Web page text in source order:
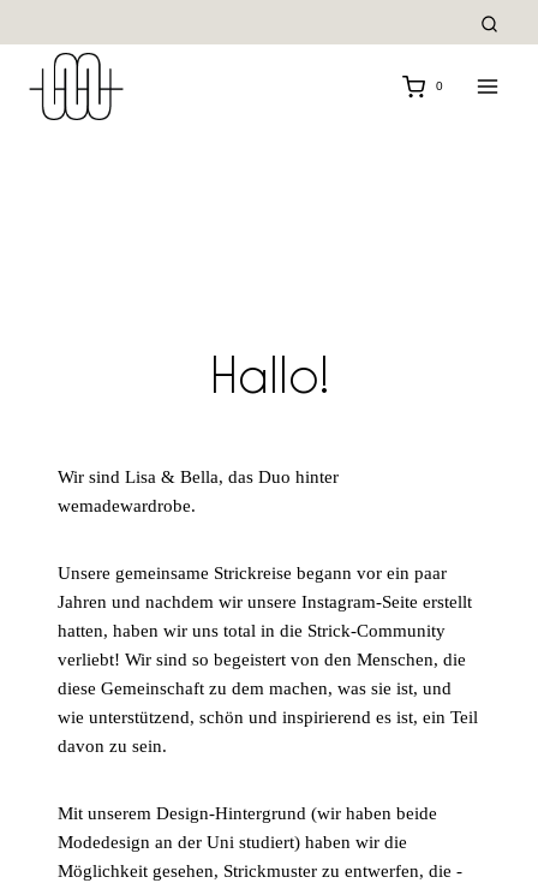
Inhalt
0
Hallo!
Wir sind Lisa & Bella, das Duo hinter
wemadewardrobe.
Unsere gemeinsame Strickreise begann vor ein paar
Jahren und nachdem wir unsere Instagram-Seite erstellt
hatten, haben wir uns total in die Strick-Community
verliebt! Wir sind so begeistert von den Menschen, die
diese Gemeinschaft zu dem machen, was sie ist, und
wie unterstützend, schön und inspirierend es ist, ein Teil
davon zu sein.
Mit unserem Design-Hintergrund (wir haben beide
Modedesign an der Uni studiert) haben wir die
Möglichkeit gesehen, Strickmuster zu entwerfen, die -